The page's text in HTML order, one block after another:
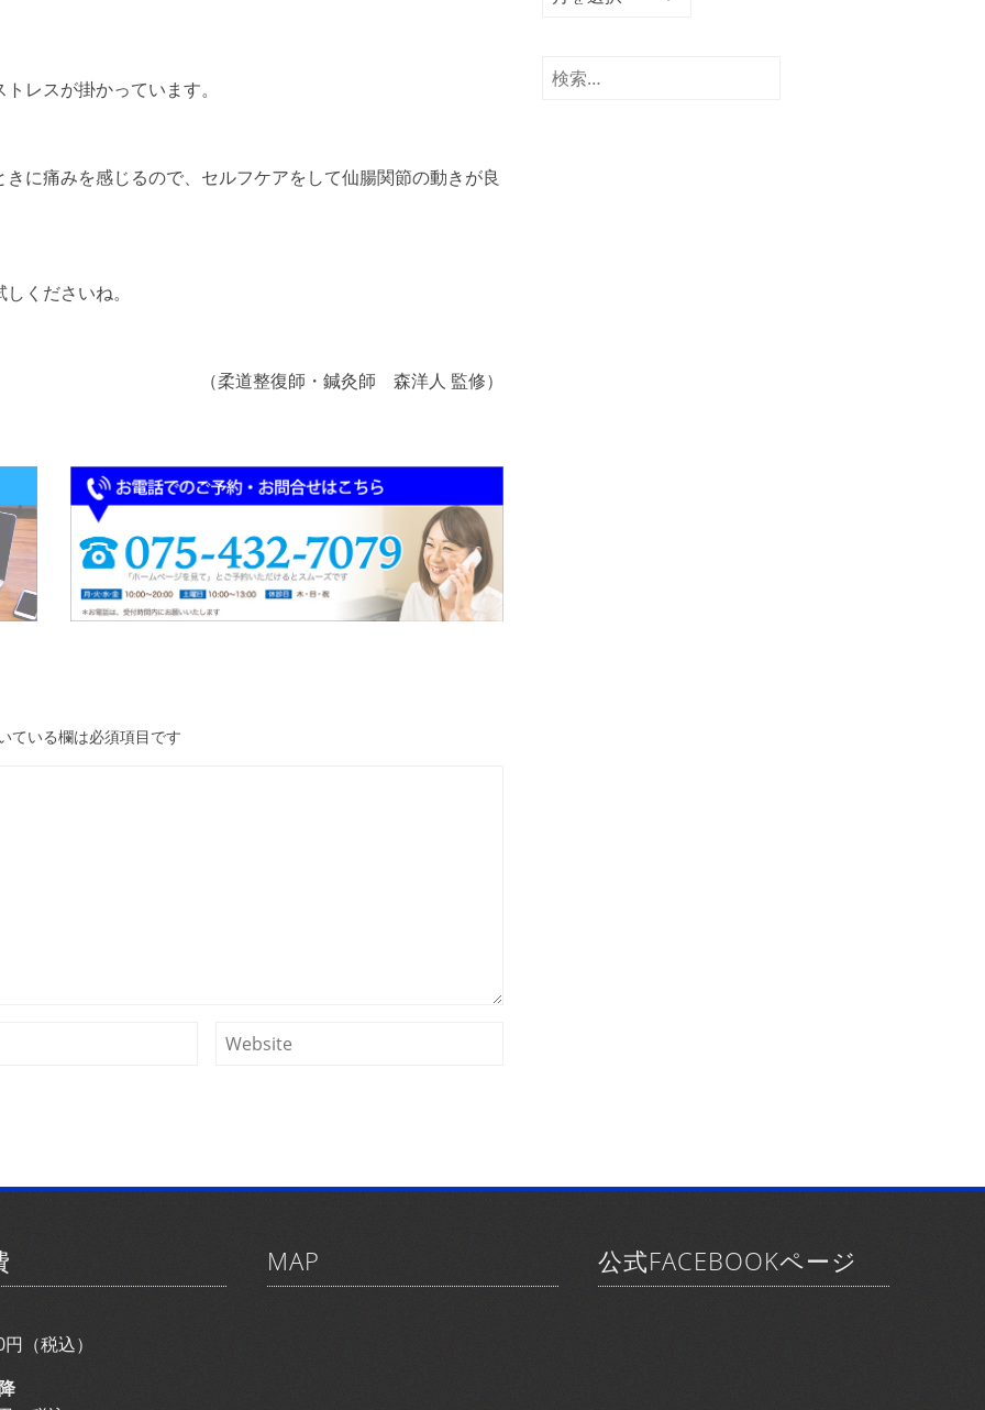
レスが掛かっています。
に痛みを感じるので、セルフケアをして仙腸関節の動きが良
くださいね。
（柔道整復師・鍼灸師 森洋人 監修）
ている欄は必須項目です
イ
検
（税込）
MAP 公式FACEBOOKページ